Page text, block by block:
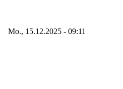
Mo., 15.12.2025 - 09:11